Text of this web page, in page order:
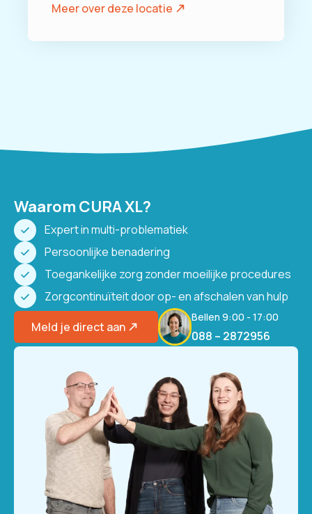
Meer over deze locatie
Waarom CURA XL?
Expert in multi-problematiek
Persoonlijke benadering
Toegankelijke zorg zonder moeilijke procedures
Zorgcontinuïteit door op- en afschalen van hulp
Meld je direct aan
Bellen 9:00 - 17:00
088 – 2872956